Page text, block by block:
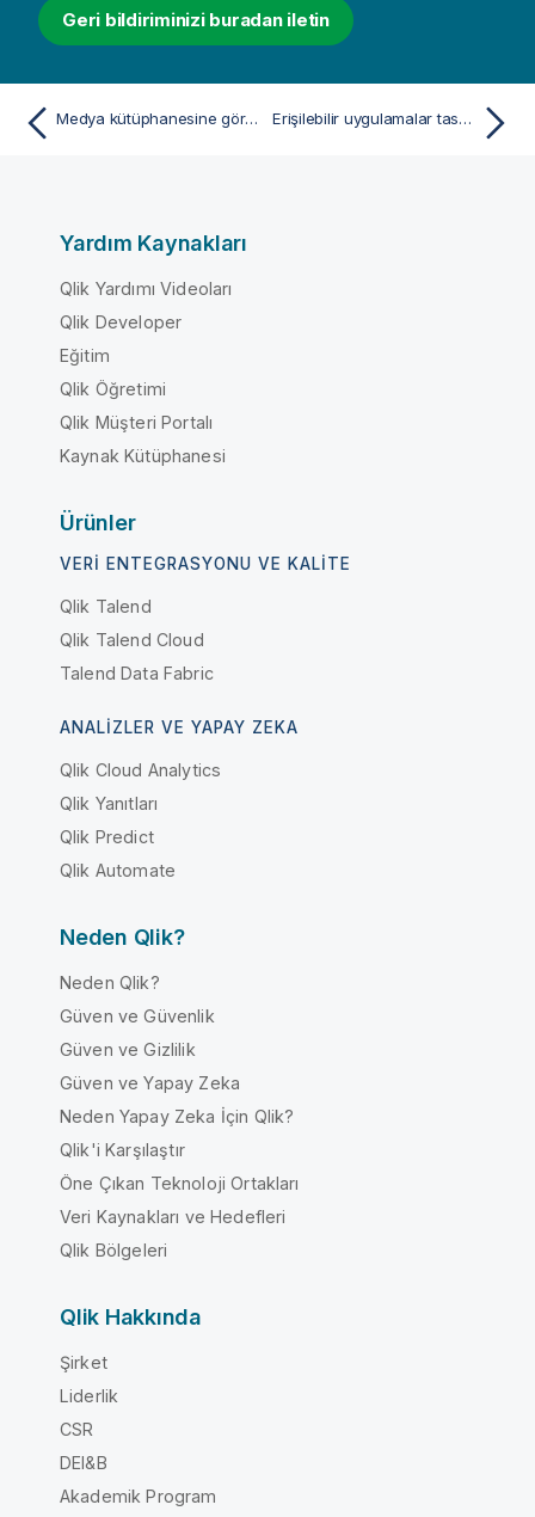
Geri bildiriminizi buradan iletin
Medya kütüphanesine görüntü dosyaları yükleme Erişilebilir uygulamalar tasarlamak için en iyi uygulamalar
Yardım Kaynakları
Qlik Yardımı Videoları
Qlik Developer
Eğitim
Qlik Öğretimi
Qlik Müşteri Portalı
Kaynak Kütüphanesi
Ürünler
VERI ENTEGRASYONU VE KALITE
Qlik Talend
Qlik Talend Cloud
Talend Data Fabric
ANALIZLER VE YAPAY ZEKA
Qlik Cloud Analytics
Qlik Yanıtları
Qlik Predict
Qlik Automate
Neden Qlik?
Neden Qlik?
Güven ve Güvenlik
Güven ve Gizlilik
Güven ve Yapay Zeka
Neden Yapay Zeka İçin Qlik?
Qlik'i Karşılaştır
Öne Çıkan Teknoloji Ortakları
Veri Kaynakları ve Hedefleri
Qlik Bölgeleri
Qlik Hakkında
Şirket
Liderlik
CSR
DEI&B
Akademik Program